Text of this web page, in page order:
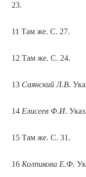
23.
11 Там же. С. 27.
12 Там же. С. 24.
13 Саянский Л.В.
14 Елисеев Ф.И.
15 Там же. С. 31.
16 Колпикова Е.Ф.